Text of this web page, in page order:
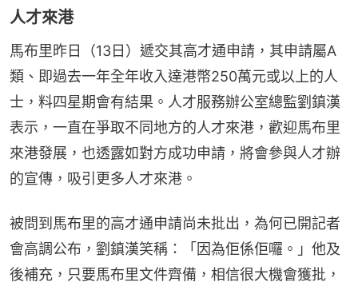
人才來港
馬布里昨日（13日）遞交其高才通申請，其申請屬A
類、即過去一年全年收入達港幣250萬元或以上的人
士，料四星期會有結果。人才服務辦公室總監劉鎮漢
表示，一直在爭取不同地方的人才來港，歡迎馬布里
來港發展，也透露如對方成功申請，將會參與人才辦
的宣傳，吸引更多人才來港。
被問到馬布里的高才通申請尚未批出，為何已開記者
會高調公布，劉鎮漢笑稱：「因為佢係佢囉。」他及
後補充，只要馬布里文件齊備，相信很大機會獲批，